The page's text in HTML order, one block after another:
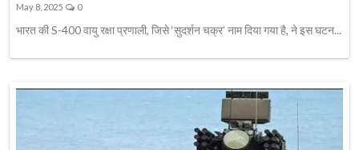
May 8, 2025 0
भारत की S-400 वायु रक्षा प्रणाली, जिसे ‘सुदर्शन चक्र’ नाम दिया गया है, ने इस घटन...